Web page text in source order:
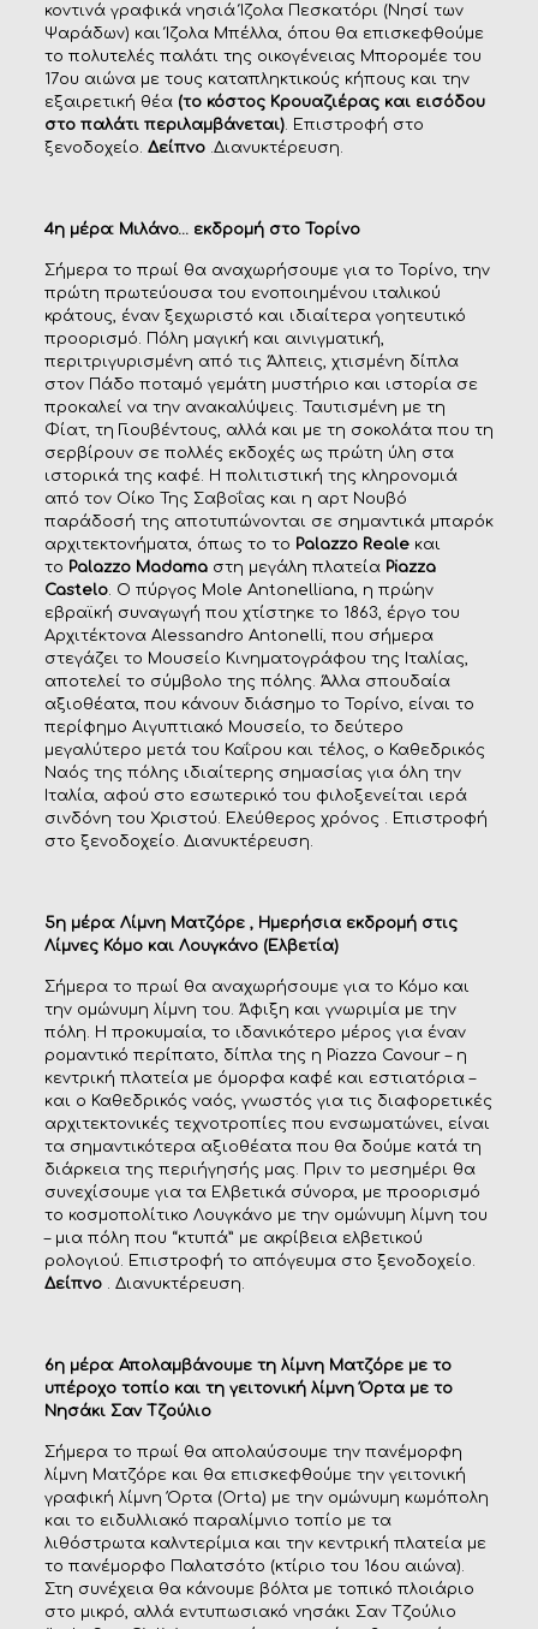
κοντινά γραφικά νησιά Ίζολα Πεσκατόρι (Νησί των
Ψαράδων) και Ίζολα Μπέλλα, όπου θα επισκεφθούμε
το πολυτελές παλάτι της οικογένειας Μπορομέε του
17ου αιώνα με τους καταπληκτικούς κήπους και την
εξαιρετική θέα (το κόστος Κρουαζιέρας και εισόδου
στο παλάτι περιλαμβάνεται). Επιστροφή στο
ξενοδοχείο. Δείπνο.Διανυκτέρευση.
4η μέρα: Μιλάνο… εκδρομή στο Τορίνο
Σήμερα το πρωί θα αναχωρήσουμε για το Τορίνο, την
πρώτη πρωτεύουσα του ενοποιημένου ιταλικού
κράτους, έναν ξεχωριστό και ιδιαίτερα γοητευτικό
προορισμό. Πόλη μαγική και αινιγματική,
περιτριγυρισμένη από τις Άλπεις, χτισμένη δίπλα
στον Πάδο ποταμό γεμάτη μυστήριο και ιστορία σε
προκαλεί να την ανακαλύψεις. Ταυτισμένη με τη
Φίατ, τη Γιουβέντους, αλλά και με τη σοκολάτα που τη
σερβίρουν σε πολλές εκδοχές ως πρώτη ύλη στα
ιστορικά της καφέ. Η πολιτιστική της κληρονομιά
από τον Οίκο Της Σαβοΐας και η αρτ Νουβό
παράδοσή της αποτυπώνονται σε σημαντικά μπαρόκ
αρχιτεκτονήματα, όπως το το Palazzo Realeκαι
το Palazzo Madamaστη μεγάλη πλατεία Piazza
Castelo. Ο πύργος Mole Antonelliana, η πρώην
εβραϊκή συναγωγή που χτίστηκε το 1863, έργο του
Αρχιτέκτονα Alessandro Antonelli, που σήμερα
στεγάζει το Μουσείο Κινηματογράφου της Ιταλίας,
αποτελεί το σύμβολο της πόλης. Άλλα σπουδαία
αξιοθέατα, που κάνουν διάσημο το Τορίνο, είναι το
περίφημο Αιγυπτιακό Μουσείο, το δεύτερο
μεγαλύτερο μετά του Καΐρου και τέλος, ο Καθεδρικός
Ναός της πόλης ιδιαίτερης σημασίας για όλη την
Ιταλία, αφού στο εσωτερικό του φιλοξενείται ιερά
σινδόνη του Χριστού. Ελεύθερος χρόνος . Επιστροφή
στο ξενοδοχείο. Διανυκτέρευση.
5η μέρα: Λίμνη Ματζόρε , Ημερήσια εκδρομή στις
Λίμνες Κόμο και Λουγκάνο (Ελβετία)
Σήμερα το πρωί θα αναχωρήσουμε για το Κόμο και
την ομώνυμη λίμνη του. Άφιξη και γνωριμία με την
πόλη. Η προκυμαία, το ιδανικότερο μέρος για έναν
ρομαντικό περίπατο, δίπλα της η Piazza Cavour – η
κεντρική πλατεία με όμορφα καφέ και εστιατόρια –
και ο Καθεδρικός ναός, γνωστός για τις διαφορετικές
αρχιτεκτονικές τεχνοτροπίες που ενσωματώνει, είναι
τα σημαντικότερα αξιοθέατα που θα δούμε κατά τη
διάρκεια της περιήγησής μας. Πριν το μεσημέρι θα
συνεχίσουμε για τα Ελβετικά σύνορα, με προορισμό
το κοσμοπολίτικο Λουγκάνο με την ομώνυμη λίμνη του
– μια πόλη που “κτυπά” με ακρίβεια ελβετικού
ρολογιού. Επιστροφή το απόγευμα στο ξενοδοχείο.
Δείπνο. Διανυκτέρευση.
6η μέρα: Απολαμβάνουμε τη λίμνη Ματζόρε με το
υπέροχο τοπίο και τη γειτονική λίμνη Όρτα με το
Νησάκι Σαν Τζούλιο
Σήμερα το πρωί θα απολαύσουμε την πανέμορφη
λίμνη Ματζόρε και θα επισκεφθούμε την γειτονική
γραφική λίμνη Όρτα (Orta) με την ομώνυμη κωμόπολη
και το ειδυλλιακό παραλίμνιο τοπίο με τα
λιθόστρωτα καλντερίμια και την κεντρική πλατεία με
το πανέμορφο Παλατσότο (κτίριο του 16ου αιώνα).
Στη συνέχεια θα κάνουμε βόλτα με τοπικό πλοιάριο
στο μικρό, αλλά εντυπωσιακό νησάκι Σαν Τζούλιο